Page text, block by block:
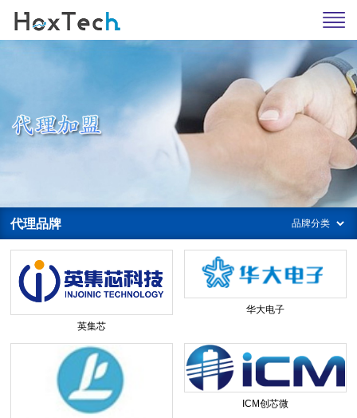
代理品牌
英集芯
华大电子
ICM创芯微